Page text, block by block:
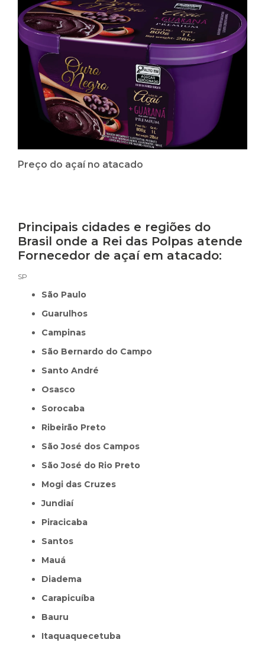
Preço do açaí no atacado
Principais cidades e regiões do
Brasil onde a Rei das Polpas atende
Fornecedor de açaí em atacado:
SP
São Paulo
Guarulhos
Campinas
São Bernardo do Campo
Santo André
Osasco
Sorocaba
Ribeirão Preto
São José dos Campos
São José do Rio Preto
Mogi das Cruzes
Jundiaí
Piracicaba
Santos
Mauá
Diadema
Carapicuíba
Bauru
Itaquaquecetuba